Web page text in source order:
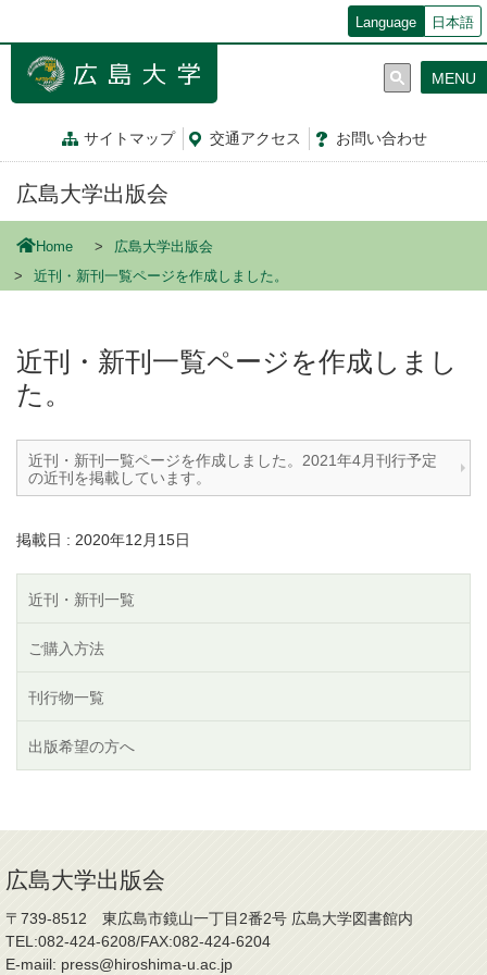
ン
Language 日本語
サイトマップ 交通アクセス お問い合わせ
MENU
広島大学出版会
Home
広島大学出版会
近刊・新刊一覧ページを作成しました。
近刊・新刊一覧ページを作成しまし
た。
近刊・新刊一覧ページを作成しました。2021年4月刊行予定
の近刊を掲載しています。
掲載日 : 2020年12月15日
近刊・新刊一覧
ご購入方法
刊行物一覧
出版希望の方へ
広島大学出版会
〒739-8512 東広島市鏡山一丁目2番2号 広島大学図書館内
TEL:082-424-6208/FAX:082-424-6204
E-maiil: press@hiroshima-u.ac.jp